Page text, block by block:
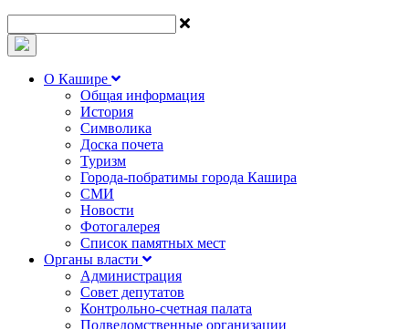
О Кашире
Общая информация
История
Символика
Доска почета
Туризм
Города-побратимы города Кашира
СМИ
Новости
Фотогалерея
Список памятных мест
Органы власти
Администрация
Совет депутатов
Контрольно-счетная палата
Подведомственные организации